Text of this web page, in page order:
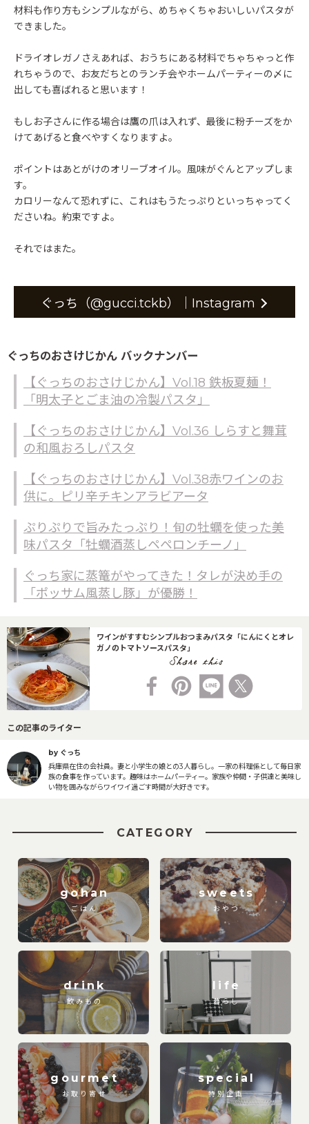
材料も作り方もシンプルながら、めちゃくちゃおいしいパスタが
できました。
ドライオレガノさえあれば、おうちにある材料でちゃちゃっと作
れちゃうので、お友だちとのランチ会やホームパーティーの〆に
出しても喜ばれると思います！
もしお子さんに作る場合は鷹の爪は入れず、最後に粉チーズをか
けてあげると食べやすくなりますよ。
ポイントはあとがけのオリーブオイル。風味がぐんとアップしま
す。
カロリーなんて恐れずに、これはもうたっぷりといっちゃってく
ださいね。約束ですよ。
それではまた。
ぐっち（@gucci.tckb）｜Instagram
ぐっちのおさけじかん バックナンバー
【ぐっちのおさけじかん】Vol.18 鉄板夏麺！
「明太子とごま油の冷製パスタ」
【ぐっちのおさけじかん】Vol.36 しらすと舞茸
の和風おろしパスタ
【ぐっちのおさけじかん】Vol.38赤ワインのお
供に。ピリ辛チキンアラビアータ
ぷりぷりで旨みたっぷり！旬の牡蠣を使った美
味パスタ「牡蠣酒蒸しペペロンチーノ」
ぐっち家に蒸篭がやってきた！タレが決め手の
「ポッサム風蒸し豚」が優勝！
ワインがすすむシンプルおつまみパスタ「にんにくとオレ
ガノのトマトソースパスタ」
この記事のライター
by ぐっち
兵庫県在住の会社員。妻と小学生の娘との3人暮らし。一家の料理係として毎日家
族の食事を作っています。趣味はホームパーティー。家族や仲間・子供達と美味し
い物を囲みながらワイワイ過ごす時間が大好きです。
CATEGORY
gohan
ごはん
sweets
おやつ
drink
飲みもの
life
暮らし
gourmet
お取り寄せ
special
特別企画